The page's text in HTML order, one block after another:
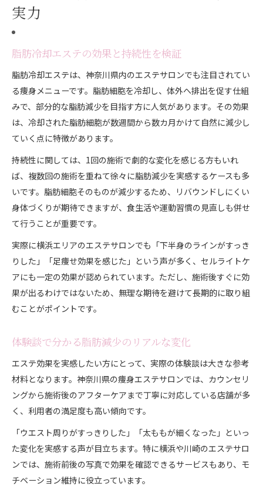
実力
脂肪冷却エステの効果と持続性を検証
脂肪冷却エステは、神奈川県内のエステサロンでも注目されてい
る痩身メニューです。脂肪細胞を冷却し、体外へ排出を促す仕組
みで、部分的な脂肪減少を目指す方に人気があります。その効果
は、冷却された脂肪細胞が数週間から数カ月かけて自然に減少し
ていく点に特徴があります。
持続性に関しては、1回の施術で劇的な変化を感じる方もいれ
ば、複数回の施術を重ねて徐々に脂肪減少を実感するケースも多
いです。脂肪細胞そのものが減少するため、リバウンドしにくい
身体づくりが期待できますが、食生活や運動習慣の見直しも併せ
て行うことが重要です。
実際に横浜エリアのエステサロンでも「下半身のラインがすっき
りした」「足痩せ効果を感じた」という声が多く、セルライトケ
アにも一定の効果が認められています。ただし、施術後すぐに効
果が出るわけではないため、無理な期待を避けて長期的に取り組
むことがポイントです。
体験談で分かる脂肪減少のリアルな変化
エステ効果を実感したい方にとって、実際の体験談は大きな参考
材料となります。神奈川県の痩身エステサロンでは、カウンセリ
ングから施術後のアフターケアまで丁寧に対応している店舗が多
く、利用者の満足度も高い傾向です。
「ウエスト周りがすっきりした」「太ももが細くなった」といっ
た変化を実感する声が目立ちます。特に横浜や川崎のエステサロ
ンでは、施術前後の写真で効果を確認できるサービスもあり、モ
チベーション維持に役立っています。